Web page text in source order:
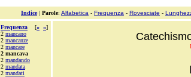
Indice| Parole: Alfabetica - Frequenza - Rovesciate -
Frequenza [« »]
2 mancano
2 mancanze
2 mancare
2 mancava
2 mandando
2 mandata
2 mandati